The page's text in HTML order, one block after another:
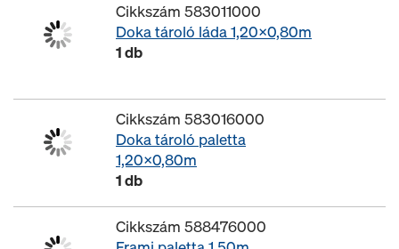
Cikkszám 583011000
Doka tároló láda 1,20x0,80m
1 db
Cikkszám 583016000
Doka tároló paletta
1,20x0,80m
1 db
Cikkszám 588476000